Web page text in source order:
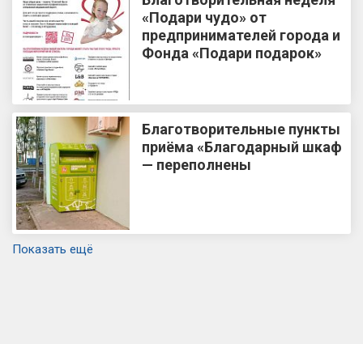
«Подари чудо» от
предпринимателей города и
Фонда «Подари подарок»
Благотворительные пункты
приёма «Благодарный шкаф
— переполнены
Показать ещё